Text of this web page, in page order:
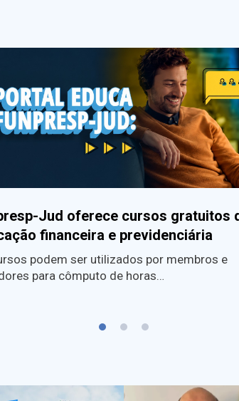
Jud oferece cursos gratuitos
financeira e previdenciária
podem ser utilizados por membros e
para cômputo de horas…